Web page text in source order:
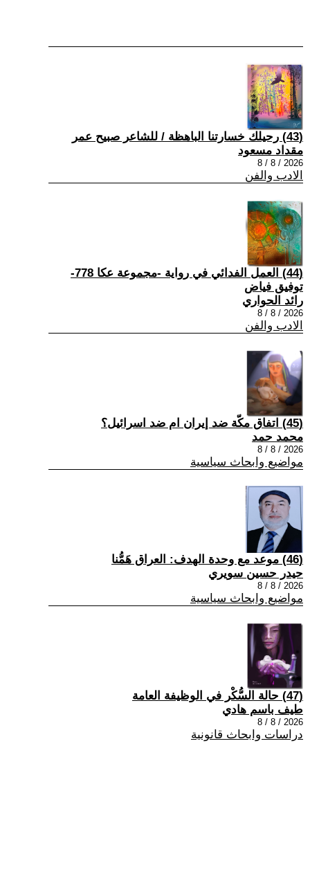
(43) رحيلك خسارتنا الباهظة / للشاعر صبيح عمر
مقداد مسعود
2026 / 8 / 8
الادب والفن
(44) العمل الفدائي في رواية -مجموعة عكا 778-
توفيق فياض
رائد الحواري
2026 / 8 / 8
الادب والفن
(45) اتفاق مكّة ضد إيران ام ضد اسرائيل؟
محمد حمد
2026 / 8 / 8
مواضيع وابحاث سياسية
(46) موعد مع وحدة الهدف: العراق هَمُّنا
حيدر حسين سويري
2026 / 8 / 8
مواضيع وابحاث سياسية
(47) حالة السُّكْر في الوظيفة العامة
طيف باسم هادي
2026 / 8 / 8
دراسات وابحاث قانونية